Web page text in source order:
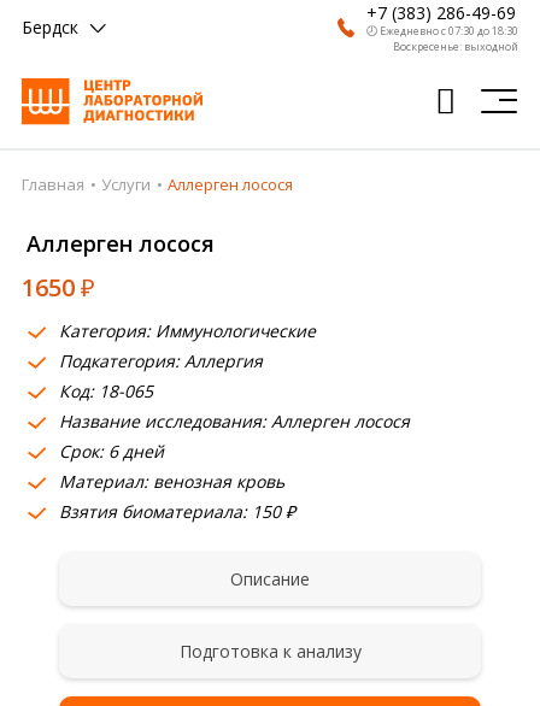
Бердск
+7 (383) 286-49-69
🕗 Ежедневно с 07:30 до 18:30
Воскресенье: выходной
Главная
Анализы
Врачи
Получить результат
Пациентам
О компании
Где сдать
Главная Услуги Аллерген лосося
Аллерген лосося
1650₽
Категория: Иммунологические
Подкатегория: Аллергия
Код: 18-065
Название исследования: Аллерген лосося
Срок: 6 дней
Материал: венозная кровь
Взятия биоматериала: 150 ₽
Описание
Подготовка к анализу